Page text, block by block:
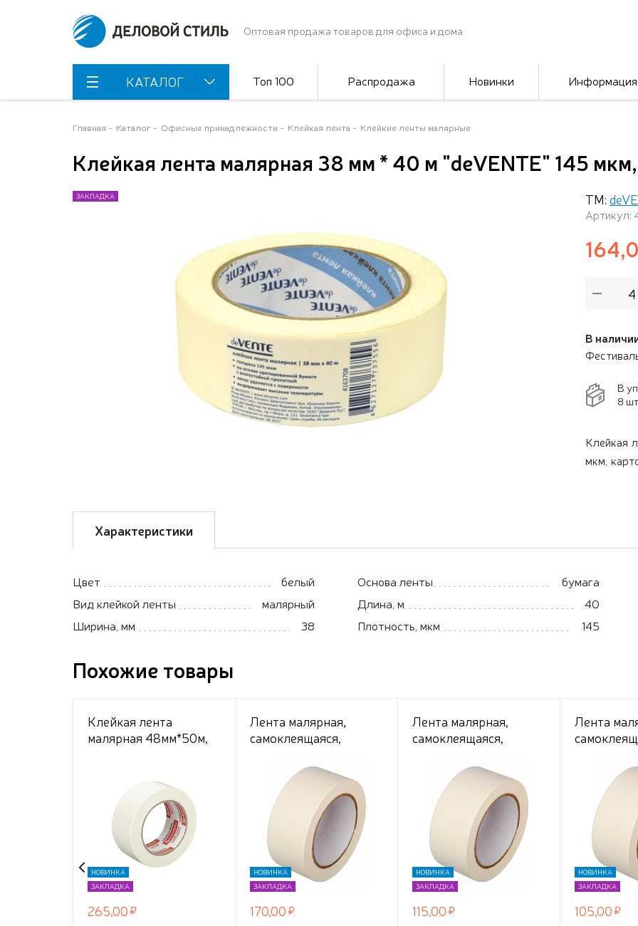
Оптовая продажа товаров для офиса и дома
КАТАЛОГ Топ 100 Распродажа Новинки Информация
Главная Каталог Офисные принадлежности Клейкая лента Клейкие ленты малярные
Клейкая лента малярная 38 мм * 40 м "deVENTE" 145
ЗАКЛАДКА
ЗАКЛАДКА ТМ:
Артикул:
В
В
8 шт.
Клейкая
мкм,
Характеристики
Цвет
белый
Вид клейкой ленты
малярный
Ширина, мм
38
Основа ленты
бумага
Длина, м
40
Плотность, мкм
145
Похожие товары
Клейкая лента
малярная 48мм*50м,
НОВИНКА
ЗАКЛАДКА
265,00
Лента малярная,
самоклеящаяся,
48мм*50м, 120мкм
(спайка 6 штук) цена
за 1 штуку
НОВИНКА
ЗАКЛАДКА
170,00
Лента малярная,
самоклеящаяся,
48мм*25м, 120мкм
(спайка 6 штук) цена
за 1 штуку
НОВИНКА
ЗАКЛАДКА
115,00
Лента
36мм*23м,
(спайка 8
за 1 штуку
НОВИНКА
ЗАКЛАДКА
105,00